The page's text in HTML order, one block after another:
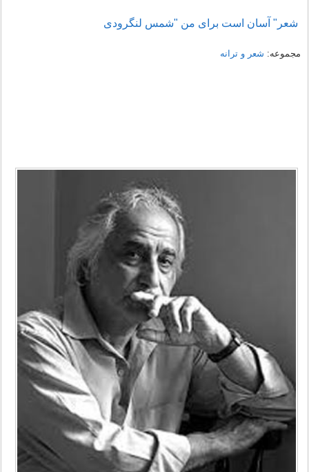
شعر" آسان است برای من "شمس لنگرودی
مجموعه: شعر و ترانه